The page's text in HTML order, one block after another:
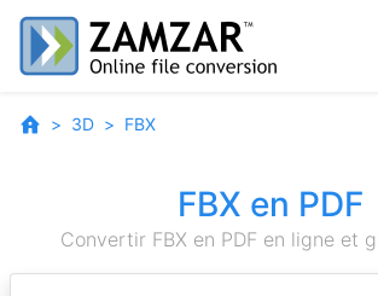
3D FBX
FBX en PDF
Convertir FBX en PDF en ligne et